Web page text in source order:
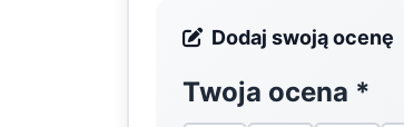
Dodaj swoją ocenę
Twoja ocena *